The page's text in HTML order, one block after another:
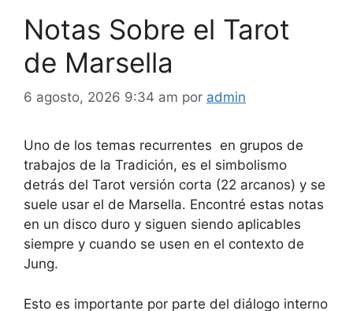
Notas Sobre el Tarot
de Marsella
6 agosto, 2026 9:34 am por admin
Uno de los temas recurrentes en grupos de
trabajos de la Tradición, es el simbolismo
detrás del Tarot versión corta (22 arcanos) y se
suele usar el de Marsella. Encontré estas notas
en un disco duro y siguen siendo aplicables
siempre y cuando se usen en el contexto de
Jung.
Esto es importante por parte del diálogo interno